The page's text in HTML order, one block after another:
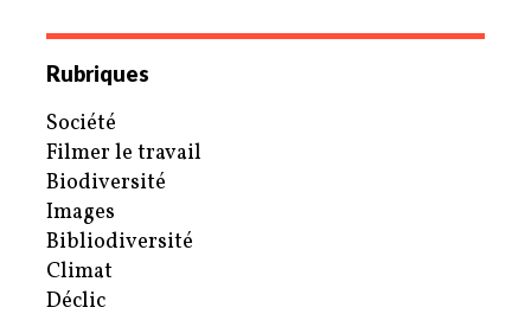
Rubriques
Société
Filmer le travail
Biodiversité
Images
Bibliodiversité
Climat
Déclic